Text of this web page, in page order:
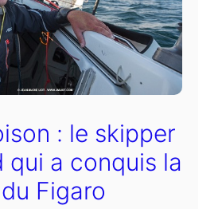
: le skipper
qui a conquis la
Figaro